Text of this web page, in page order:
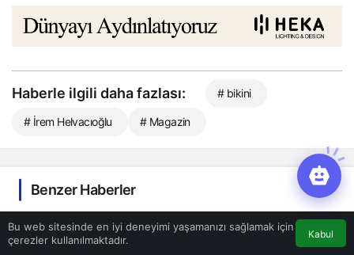
Haberle ilgili daha fazlası: # bikini
# İrem Helvacıoğlu # Magazin
Benzer Haberler
Bu web sitesinde en iyi deneyimi yaşamanızı sağlamak için
çerezler kullanılmaktadır.
Kabul